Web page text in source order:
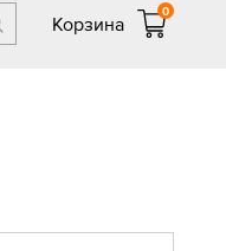
Корзина
0